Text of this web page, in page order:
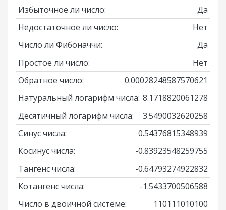
Избыточное ли число:
Да
Недостаточное ли число:
Нет
Число ли Фибоначчи:
Да
Простое ли число:
Нет
Обратное число:
0.00028248587570621
Натуральный логарифм числа: 8.1718820061278
Десятичный логарифм числа:
3.5490032620258
Синус числа:
0.54376815348939
Косинус числа:
-0.83923548259755
Тангенс числа:
-0.64793274922832
Котангенс числа:
-1.5433700506588
Число в двоичной системе:
110111010100